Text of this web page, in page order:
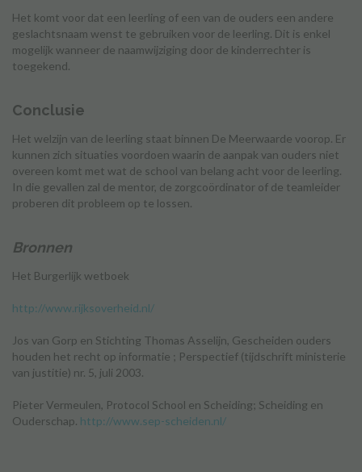
Het komt voor dat een leerling of een van de ouders een andere
geslachtsnaam wenst te gebruiken voor de leerling. Dit is enkel
mogelijk wanneer de naamwijziging door de kinderrechter is
toegekend.
Conclusie
Het welzijn van de leerling staat binnen De Meerwaarde voorop. Er
kunnen zich situaties voordoen waarin de aanpak van ouders niet
overeen komt met wat de school van belang acht voor de leerling.
In die gevallen zal de mentor, de zorgcoördinator of de teamleider
proberen dit probleem op te lossen.
Bronnen
Het Burgerlijk wetboek
http://www.rijksoverheid.nl/
Jos van Gorp en Stichting Thomas Asselijn, Gescheiden ouders
houden het recht op informatie ; Perspectief (tijdschrift ministerie
van justitie) nr. 5, juli 2003.
Pieter Vermeulen, Protocol School en Scheiding; Scheiding en
Ouderschap. http://www.sep-scheiden.nl/